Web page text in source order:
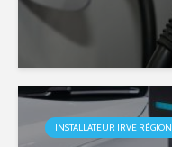
INSTALLATEUR IRVE RÉGION